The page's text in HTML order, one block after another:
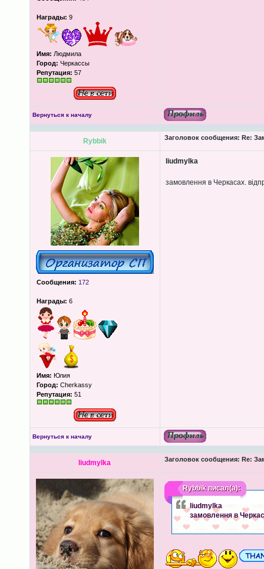
Награды: 9
Имя: Людмила
Город: Черкассы
Репутация: 57
Вернуться к началу
Rybbik Заголовок сообщения: Re:
Сообщения: 172
Награды: 6
Имя: Юлия
Город: Cherkassy
Репутация: 51
liudmylka
замовлення в Черкасах.
Вернуться к началу
liudmylka Заголовок сообщения: Re:
Rybbikписал(а):
liudmylka
замовлення в